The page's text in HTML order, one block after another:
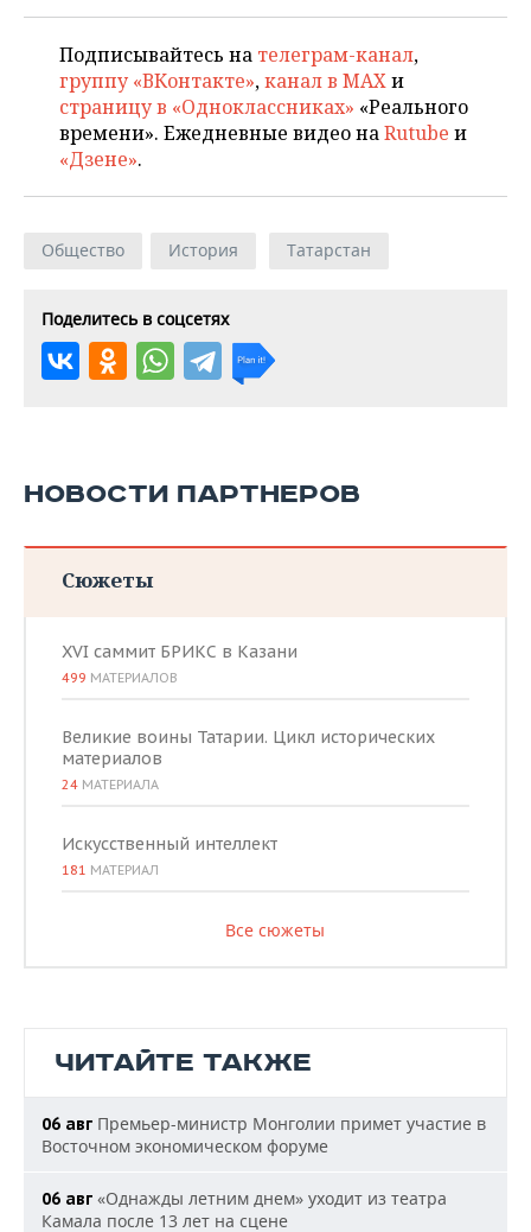
Подписывайтесь на телеграм-канал,
группу «ВКонтакте»,канал в MAXи
страницу в «Одноклассниках» «Реального
времени». Ежедневные видео наRutube и
«Дзене».
Общество История Татарстан
Поделитесь в соцсетях
НОВОСТИ ПАРТНЕРОВ
Сюжеты
XVI саммит БРИКС в Казани
499 МАТЕРИАЛОВ
Великие воины Татарии. Цикл исторических
материалов
24 МАТЕРИАЛА
Искусственный интеллект
181 МАТЕРИАЛ
Все сюжеты
ЧИТАЙТЕ ТАКЖЕ
06 авг Премьер-министр Монголии примет участие в
Восточном экономическом форуме
06 авг «Однажды летним днем» уходит из театра
Камала после 13 лет на сцене